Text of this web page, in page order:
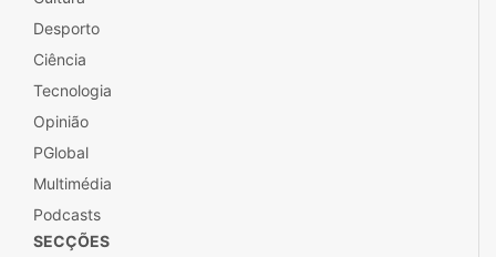
Desporto
Ciência
Tecnologia
Opinião
PGlobal
Multimédia
Podcasts
SECÇÕES